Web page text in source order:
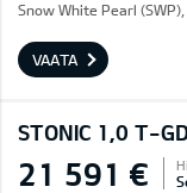
Snow White Pearl (SWP),
VAATA
STONIC 1,0 T-
21 591 €